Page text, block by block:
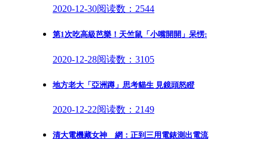
2020-12-30阅读数：2544
第1次吃高級芭樂！天竺鼠「小嘴開開」呆愣:
2020-12-28阅读数：3105
地方老大「亞洲蹲」思考貓生 見鏡頭怒瞪
2020-12-22阅读数：2149
清大電機藏女神 網：正到三用電錶測出電流